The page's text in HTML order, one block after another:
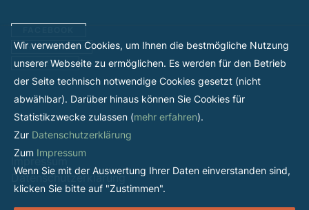
INSTAGRAM
LINKEDIN
Impressum
Datenschutzerklärung
Wir verwenden Cookies, um Ihnen die bestmögliche Nutzung
unserer Webseite zu ermöglichen. Es werden für den Betrieb
der Seite technisch notwendige Cookies gesetzt (nicht
abwählbar). Darüber hinaus können Sie Cookies für
Statistikzwecke zulassen (mehr erfahren).
Zur Datenschutzerklärung
Zum Impressum
Wenn Sie mit der Auswertung Ihrer Daten einverstanden sind,
klicken Sie bitte auf "Zustimmen".